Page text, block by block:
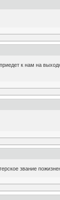
к нам на
звание